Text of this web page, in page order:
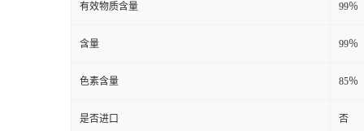
有效物质含量 99％
含量 99％
色素含量 85％
是否进口 否